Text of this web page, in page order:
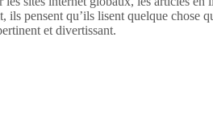
pensent qu’ils lisent quelque
et divertissant.